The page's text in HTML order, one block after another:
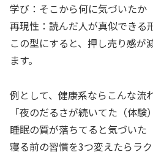
学び：そこから何に気づいたか
再現性：読んだ人が真似できる
この型にすると、押し売り感が
ます。
例として、健康系ならこんな流
「夜のだるさが続いてた（体験）
睡眠の質が落ちてると気づいた
寝る前の習慣を3つ変えたらラ